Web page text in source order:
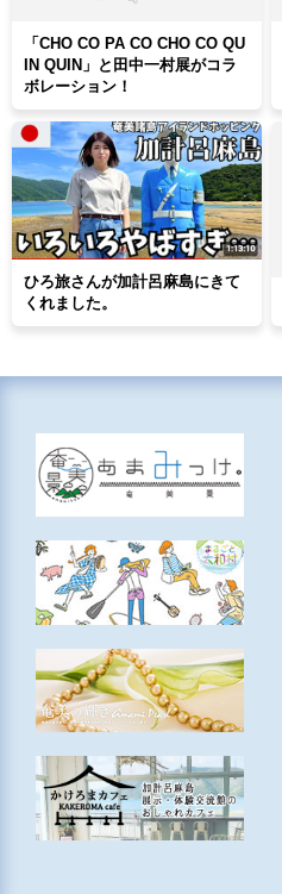
「CHO CO PA CO CHO CO QU
IN QUIN」と田中一村展がコラ
ボレーション！
ひろ旅さんが加計呂麻島にきて
くれました。